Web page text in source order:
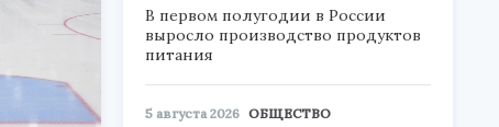
В первом полугодии в России
выросло производство продуктов
питания
5 августа 2026 ОБЩЕСТВО